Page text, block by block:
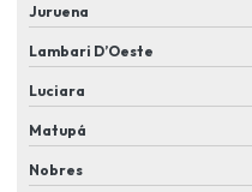
Instalação elétrica alarme
Instalação de eletroímã
Juruena
Lambari D’Oeste
Luciara
Matupá
Nobres